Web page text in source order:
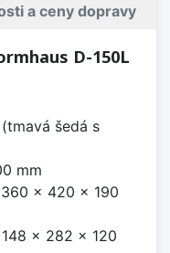
a ceny dopravy
D-150L
šedá s
mm
360 x 420 x 190
148 x 282 x 120